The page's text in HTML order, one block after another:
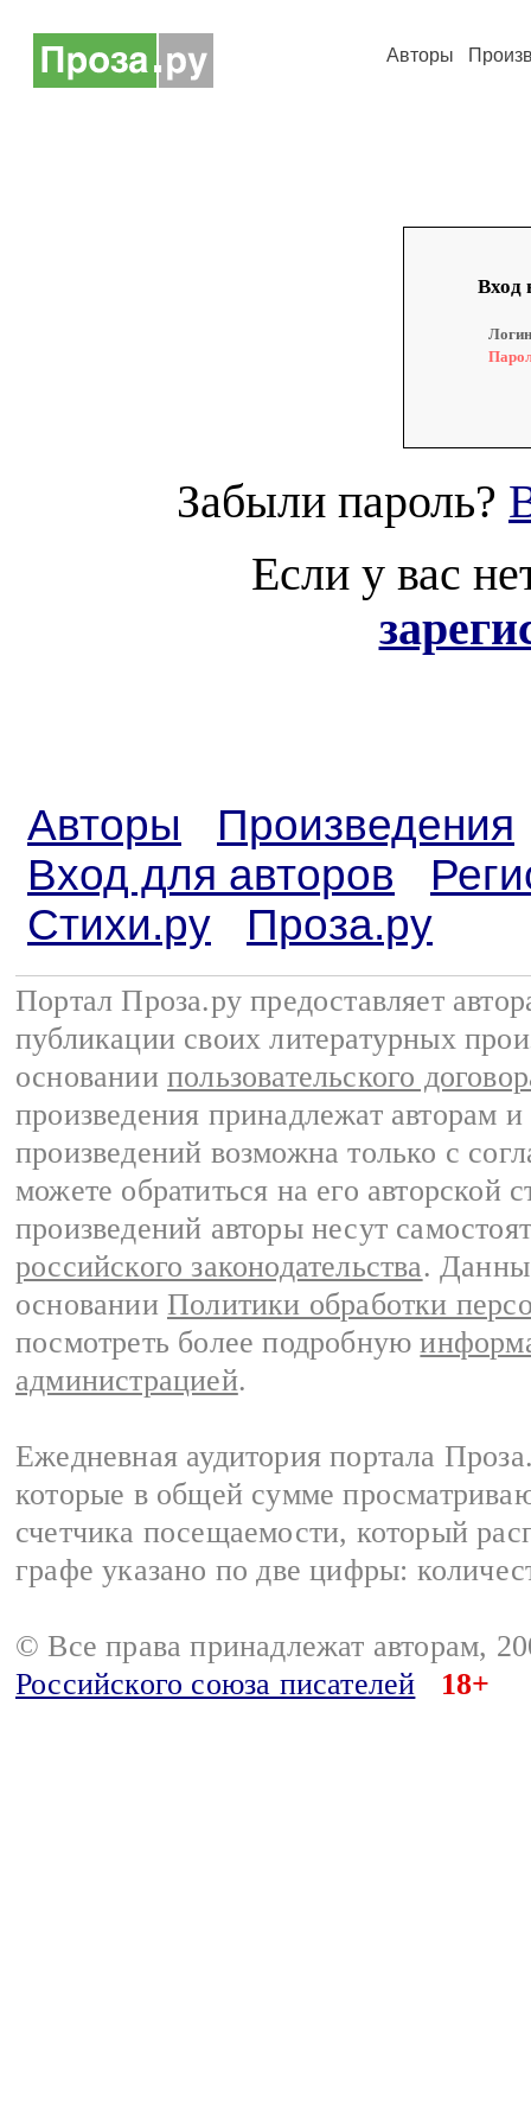
Авторы
Вход
Забыли пароль?
Если у вас
Авторы
Произведения
Вход для авторов
Стихи.ру
Проза.ру
Портал Проза.ру предоставляет
публикации своих литературных
основании пользовательского
произведения принадлежат авторам
произведений возможна только с
можете обратиться на его авторской
произведений авторы несут
российского законодательства.
основании Политики обработки
посмотреть более подробную
администрацией.
Ежедневная аудитория портала
которые в общей сумме
счетчика посещаемости, который
графе указано по две цифры:
© Все права принадлежат авторам,
Российского союза писателей
18+